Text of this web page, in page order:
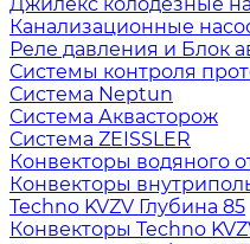
Канализационные
Реле давления и Блок
Системы контроля
Система Neptun
Система Аквасторож
Система ZEISSLER
Конвекторы водяного
Конвекторы
Techno KVZV Глубина 85
Конвекторы Techno